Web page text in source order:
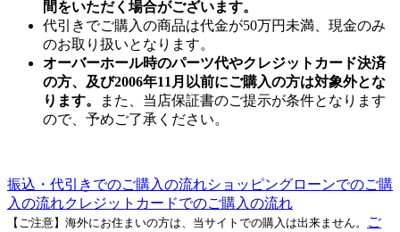
間をいただく場合がございます。
代引きでご購入の商品は代金が50万円未満、現金のみ
のお取り扱いとなります。
オーバーホール時のパーツ代やクレジットカード決済
の方、及び2006年11月以前にご購入の方は対象外とな
ります。
また、当店保証書のご提示が条件となります
ので、予めご了承ください。
振込・代引きでのご購入の流れショッピングローンでのご購
入の流れクレジットカードでのご購入の流れ
【ご注意】海外にお住まいの方は、当サイトでの購入は出来ません。
ご